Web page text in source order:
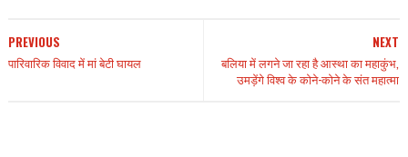
NEXT
बलिया में लगने जा रहा है आस्था का महाकुंभ,
उमड़ेंगे विश्व के कोने-कोने के संत महात्मा
PREVIOUS
पारिवारिक विवाद में मां बेटी घायल